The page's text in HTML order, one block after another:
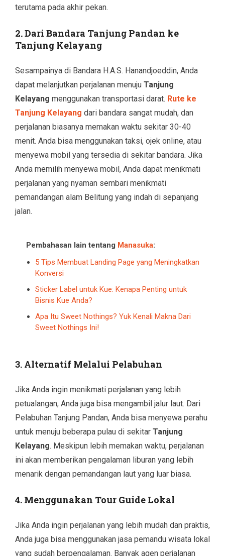
terutama pada akhir pekan.
2. Dari Bandara Tanjung Pandan ke
Tanjung Kelayang
Sesampainya di Bandara H.A.S. Hanandjoeddin, Anda
dapat melanjutkan perjalanan menuju Tanjung
Kelayang menggunakan transportasi darat. Rute ke
Tanjung Kelayang dari bandara sangat mudah, dan
perjalanan biasanya memakan waktu sekitar 30-40
menit. Anda bisa menggunakan taksi, ojek online, atau
menyewa mobil yang tersedia di sekitar bandara. Jika
Anda memilih menyewa mobil, Anda dapat menikmati
perjalanan yang nyaman sembari menikmati
pemandangan alam Belitung yang indah di sepanjang
jalan.
Pembahasan lain tentang Manasuka:
5 Tips Membuat Landing Page yang Meningkatkan
Konversi
Sticker Label untuk Kue: Kenapa Penting untuk
Bisnis Kue Anda?
Apa Itu Sweet Nothings? Yuk Kenali Makna Dari
Sweet Nothings Ini!
3. Alternatif Melalui Pelabuhan
Jika Anda ingin menikmati perjalanan yang lebih
petualangan, Anda juga bisa mengambil jalur laut. Dari
Pelabuhan Tanjung Pandan, Anda bisa menyewa perahu
untuk menuju beberapa pulau di sekitar Tanjung
Kelayang. Meskipun lebih memakan waktu, perjalanan
ini akan memberikan pengalaman liburan yang lebih
menarik dengan pemandangan laut yang luar biasa.
4. Menggunakan Tour Guide Lokal
Jika Anda ingin perjalanan yang lebih mudah dan praktis,
Anda juga bisa menggunakan jasa pemandu wisata lokal
yang sudah berpengalaman. Banyak agen perjalanan